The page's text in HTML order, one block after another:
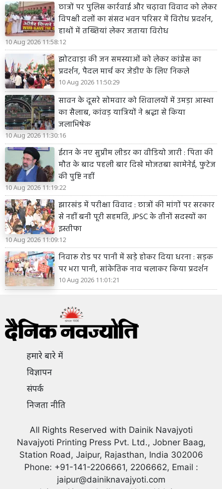
छात्रों पर पुलिस कार्रवाई और चढ़ावा विवाद को लेकर
विपक्षी दलों का संसद भवन परिसर में विरोध प्रदर्शन,
हाथों में तख्तियां लेकर जताया विरोध
10 Aug 2026 11:58:12
झोटवाड़ा की जन समस्याओं को लेकर कांग्रेस का
प्रदर्शन, पैदल मार्च कर जेडीए के लिए निकले
10 Aug 2026 11:50:29
सावन के दूसरे सोमवार को शिवालयों में उमड़ा आस्था
का सैलाब, कांवड़ यात्रियों ने श्रद्धा से किया
जलाभिषेक
10 Aug 2026 11:30:16
ईरान के नए सुप्रीम लीडर का वीडियो जारी : पिता की
मौत के बाद पहली बार दिखे मोजतबा खामेनेई, फुटेज
की पुष्टि नहीं
10 Aug 2026 11:19:22
झारखंड में परीक्षा विवाद : छात्रों की मांगों पर सरकार
से नहीं बनी पूरी सहमति, JPSC के तीनों सदस्यों का
इस्तीफा
10 Aug 2026 11:09:12
निवारू रोड पर पानी में खड़े होकर दिया धरना : सड़क
पर भरा पानी, सांकेतिक नाव चलाकर किया प्रदर्शन
10 Aug 2026 11:01:21
हमारे बारे में
विज्ञापन
संपर्क
निजता नीति
All Rights Reserved with Dainik Navajyoti
Navajyoti Printing Press Pvt. Ltd., Jobner Baag,
Station Road, Jaipur, Rajasthan, India 302006
Phone: +91-141-2206661, 2206662, Email :
jaipur@dainiknavajyoti.com